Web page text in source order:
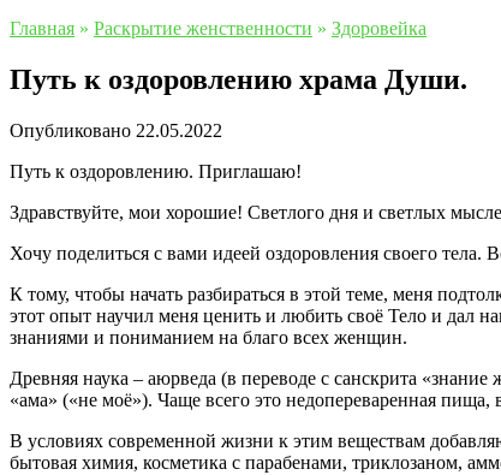
Главная » Раскрытие женственности » Здоровейка
Путь к оздоровлению храма Души.
Опубликовано 22.05.2022
Путь к оздоровлению. Приглашаю!
Здравствуйте, мои хорошие! Светлого дня и светлых
Хочу поделиться с вами идеей оздоровления своего
К тому, чтобы начать разбираться в этой теме, меня
этот опыт научил меня ценить и любить своё Тело и дал
знаниями и пониманием на благо всех женщин.
Древняя наука – аюрведа (в переводе с санскрита
«ама» («не моё»). Чаще всего это недопереваренная
В условиях современной жизни к этим веществам
бытовая химия, косметика с парабенами, триклозаном,